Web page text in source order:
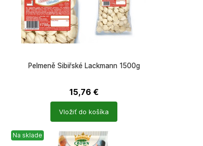
Pelmeně Sibiřské Lackmann 1500g
15,76 €
Vložiť do košíka
Na sklade